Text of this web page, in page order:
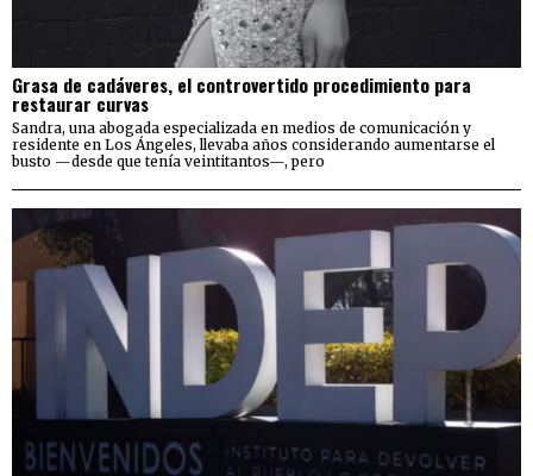
Grasa de cadáveres, el controvertido procedimiento para
restaurar curvas
Sandra, una abogada especializada en medios de comunicación y
residente en Los Ángeles, llevaba años considerando aumentarse el
busto —desde que tenía veintitantos—, pero